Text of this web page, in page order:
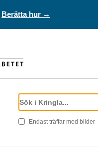
Berätta hur →
Endast träffar med bilder